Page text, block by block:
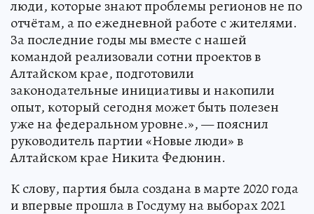
люди, которые знают проблемы регионов не по
отчётам, а по ежедневной работе с жителями.
За последние годы мы вместе с нашей
командой реализовали сотни проектов в
Алтайском крае, подготовили
законодательные инициативы и накопили
опыт, который сегодня может быть полезен
уже на федеральном уровне.», — пояснил
руководитель партии «Новые люди» в
Алтайском крае Никита Федюнин.
К слову, партия была создана в марте 2020 года
и впервые прошла в Госдуму на выборах 2021